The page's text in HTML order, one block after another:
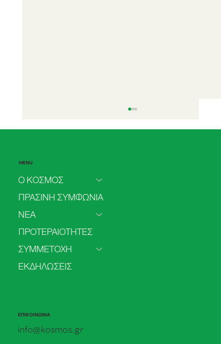
ανανεώσιμες παρά από άνθρακα
MENU
Ο ΚΟΣΜΟΣ
ΠΡΑΣΙΝΗ ΣΥΜΦΩΝΙΑ
ΝΕΑ
ΠΡΟΤΕΡΑΙΟΤΗΤΕΣ
ΣΥΜΜΕΤΟΧΗ
ΕΚΔΗΛΩΣΕΙΣ
ΕΠΙΚΟΙΝΩΝΙΑ
info@kosmos.gr